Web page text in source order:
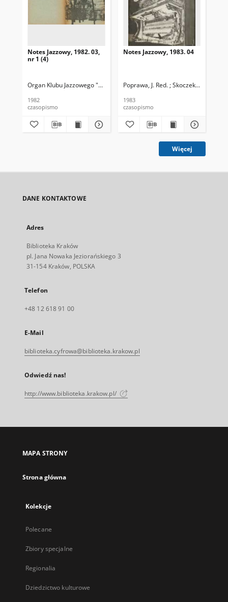
Notes Jazzowy, 1982. 03,
nr 1 (4)
Organ Klubu Jazzowego "Rotunda" Skoczek, T. Red.
1982
czasopismo
Notes Jazzowy, 1983. 04
Poprawa, J. Red. ; Skoczek T. Red.
1983
czasopismo
Więcej
DANE KONTAKTOWE
Adres
Biblioteka Kraków
pl. Jana Nowaka Jeziorańskiego 3
31-154 Kraków, POLSKA
Telefon
+48 12 618 91 00
E-Mail
biblioteka.cyfrowa@biblioteka.krakow.pl
Odwiedź nas!
http://www.biblioteka.krakow.pl/
MAPA STRONY
Strona główna
Kolekcje
Polecane
Zbiory specjalne
Regionalia
Dziedzictwo kulturowe